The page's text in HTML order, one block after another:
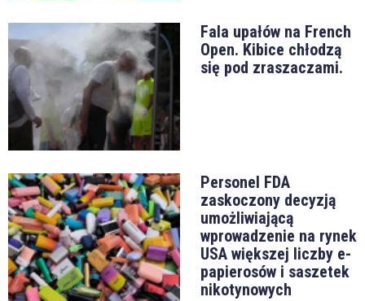
Fala upałów na French
Open. Kibice chłodzą
się pod zraszaczami.
Personel FDA
zaskoczony decyzją
umożliwiającą
wprowadzenie na rynek
USA większej liczby e-
papierosów i saszetek
nikotynowych